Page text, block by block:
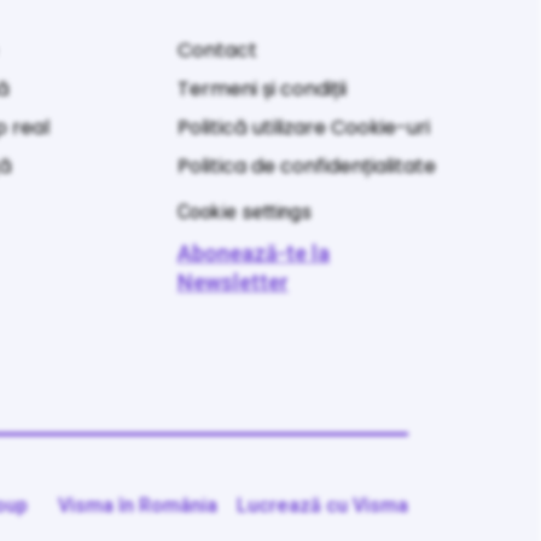
real
Contact
Termeni și condiții
Politică utilizare Cookie-uri
Politica de confidențialitate
Cookie settings
Abonează-te la
Newsletter
Visma în România Lucrează cu Visma